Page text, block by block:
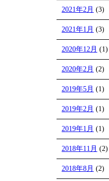
2021年2月 (3)
2021年1月 (3)
2020年12月 (1)
2020年2月 (2)
2019年5月 (1)
2019年2月 (1)
2019年1月 (1)
2018年11月 (2)
2018年8月 (2)